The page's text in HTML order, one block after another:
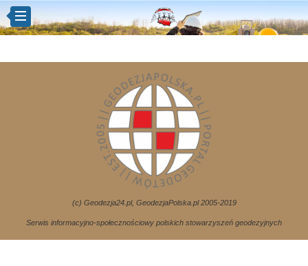
(c) Geodezja24.pl, GeodezjaPolska.pl 2005-2019
Serwis informacyjno-społecznościowy polskich stowarzyszeń geodezyjnych